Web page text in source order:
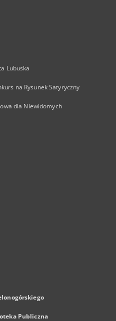
Lubuska
na Rysunek Satyryczny
dla Niewidomych
Publiczna